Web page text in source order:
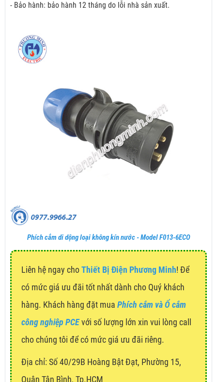
- Bảo hành: bảo hành 12 tháng do lỗi nhà sản xuất.
Phích cắm di dộng loại không kín nước - Model F013-6ECO
Liên hệ ngay choThiết Bị Điện Phương Minh! Để
có mức giá ưu đãi tốt nhất dành cho Quý khách
hàng. Khách hàng đặt mua Phích cắm và Ổ cắm
công nghiệp PCEvới số lượng lớn xin vui lòng call
cho chúng tôi để có mức giá ưu đãi riêng.
Địa chỉ: Số 40/29B Hoàng Bật Đạt, Phường 15,
Quận Tân Bình, Tp.HCM